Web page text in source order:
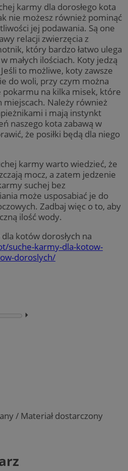
karmy dla dorosłego kota
nie możesz również pominąć
jej podawania. Są one
relacji zwierzęcia z
który bardzo łatwo ulega
małych ilościach. Koty jedzą
to możliwe, koty zawsze
do woli, przy czym można
pokarmu na kilka misek, które
miejscach. Należy również
i mają instynkt
naszego kota zabawą w
że posiłki będą dla niego
karmy warto wiedzieć, że
mocz, a zatem jedzenie
suchej bez
może usposabiać je do
Zadbaj więc o to, aby
ilość wody.
kotów dorosłych na
suche-karmy-dla-kotow-
doroslych/
⏵︎
/ Materiał dostarczony